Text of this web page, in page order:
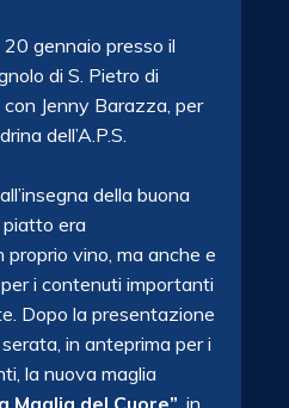
gennaio presso il
di S. Pietro di
Jenny Barazza, per
dell’A.P.S.
della buona
era
vino, ma anche e
i contenuti importanti
Dopo la presentazione
in anteprima per i
la nuova maglia
Maglia del Cuore”, in